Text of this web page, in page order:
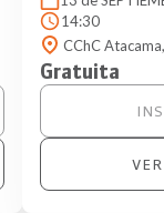
14:30
CChC
Gratuita